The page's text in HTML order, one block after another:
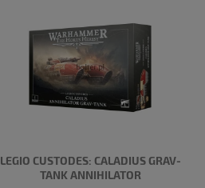
LEGIO CUSTODES: CALADIUS GRAV-
TANK ANNIHILATOR